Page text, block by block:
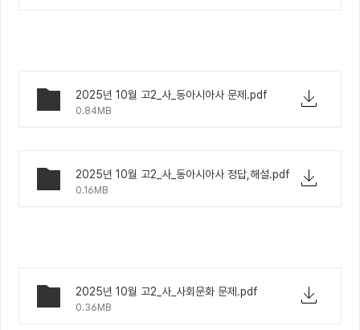
2025년 10월 고2_사_동아시아사 문제.pdf
0.84MB
2025년 10월 고2_사_동아시아사 정답,해설.pdf
0.16MB
2025년 10월 고2_사_사회문화 문제.pdf
0.36MB